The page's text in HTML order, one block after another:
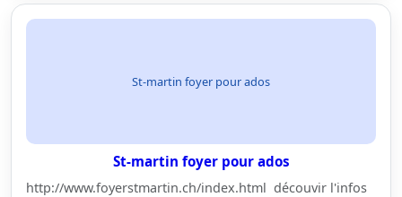
St-martin foyer pour ados
St-martin foyer pour ados
http://www.foyerstmartin.ch/index.html découvir l'infos